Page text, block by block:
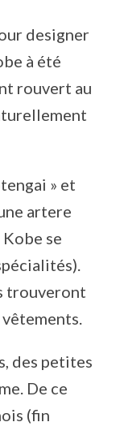
designer
à été
rouvert au
» et
artere
se
trouveront
des petites
De ce
(fin